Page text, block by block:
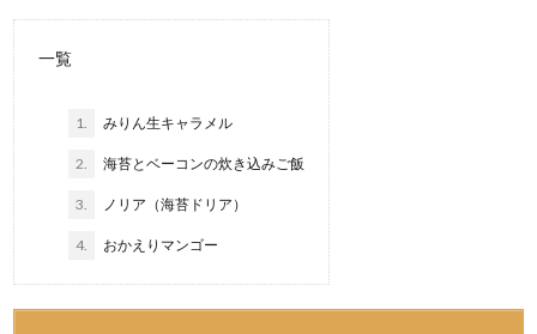
一覧
1. みりん生キャラメル
2. 海苔とベーコンの炊き込みご飯
3. ノリア（海苔ドリア）
4. おかえりマンゴー